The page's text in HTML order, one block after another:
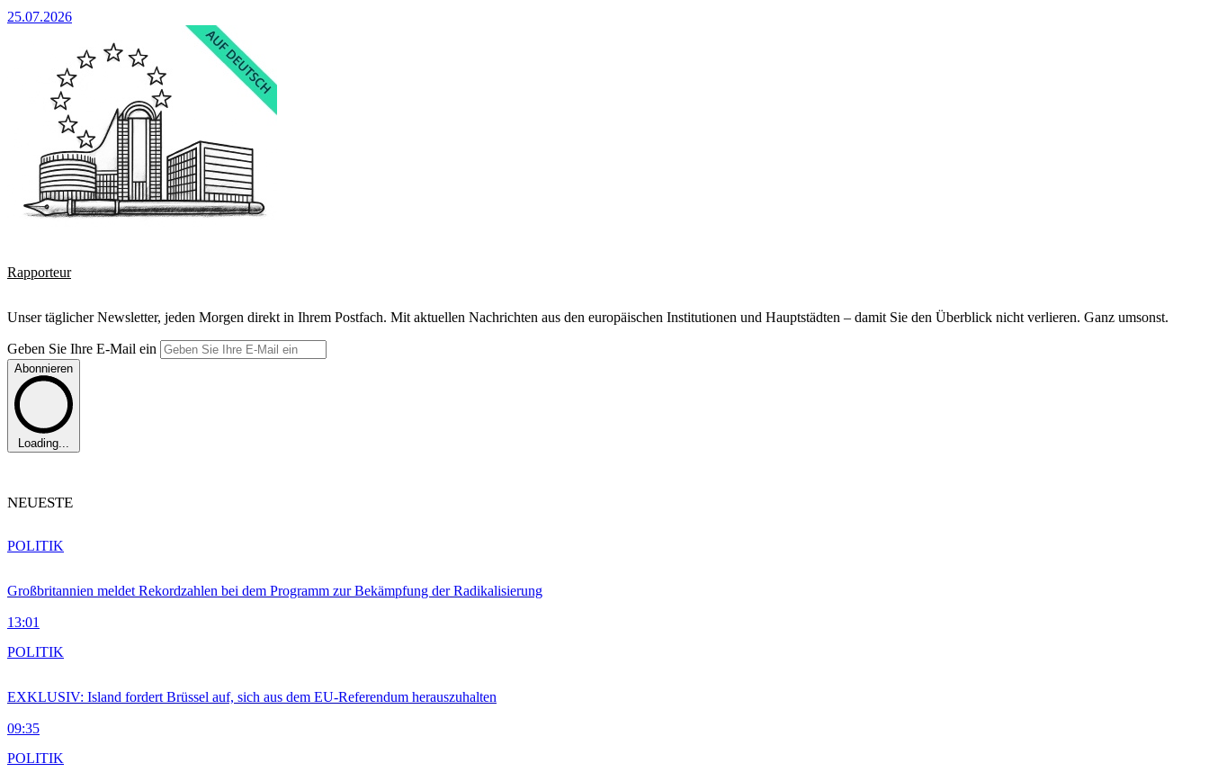
25.07.2026
Rapporteur
Unser täglicher Newsletter, jeden Morgen direkt in Ihrem Postfach. Mit aktuellen Nachrichten aus den europäischen Institutionen und Hauptstädten – damit Sie den Überblick nicht verlieren. Ganz umsonst.
Geben Sie Ihre E-Mail ein
Abonnieren
Loading...
NEUESTE
Großbritannien meldet Rekordzahlen bei dem Programm zur Bekämpfung der Radikalisierung
13:01
POLITIK
EXKLUSIV: Island fordert Brüssel auf, sich aus dem EU-Referendum herauszuhalten
09:35
POLITIK
POLITIK